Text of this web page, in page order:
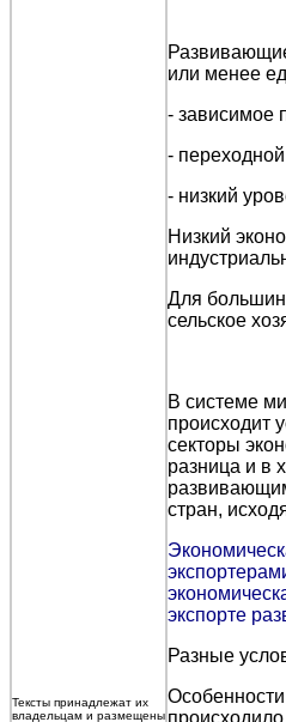
Тексты принадлежат их
владельцам и размещены
или менее
- зависимое
-
- низкий
Низкий
Для
сельское
В системе
происходит
секторы
разница и в
стран,
экспорте
Разные